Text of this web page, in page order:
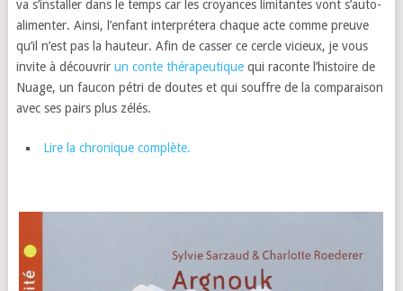
va s’installer dans le temps car les croyances limitantes vont s’auto-
alimenter. Ainsi, l’enfant interprétera chaque acte comme preuve
qu’il n’est pas la hauteur. Afin de casser ce cercle vicieux, je vous
invite à découvrir un conte thérapeutiquequi raconte l’histoire de
Nuage, un faucon pétri de doutes et qui souffre de la comparaison
avec ses pairs plus zélés.
Lire la chronique complète.